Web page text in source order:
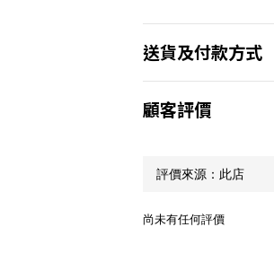
送貨及付款方式
顧客評價
尚未有任何評價